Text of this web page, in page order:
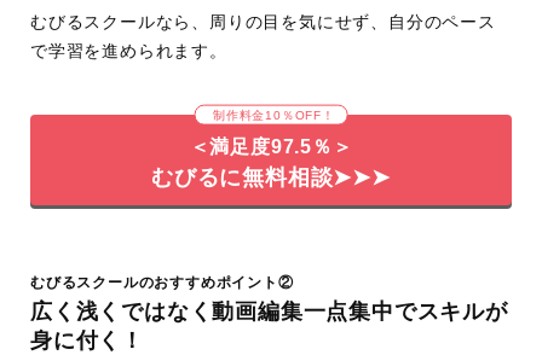
YouTube編集案件コース(Pr基礎コース追加オ
アフターエフェクト(After Effects)コース：3ヵ
むびるスクールなら、周りの目を気にせず、自分のペース
で学習を進められます。
制作料金10％OFF！
＜満足度97.5％＞
むびるに無料相談➤➤➤
むびるスクールのおすすめポイント②
広く浅くではなく動画編集一点集中でスキルが
身に付く！